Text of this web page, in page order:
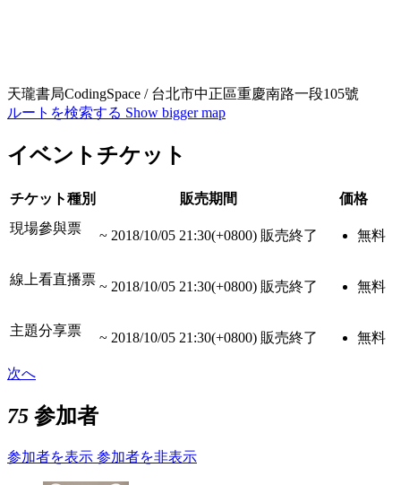
天瓏書局CodingSpace / 台北市中正區重慶南路一段105號
ルートを検索する Show bigger map
イベントチケット
チケット種別 販売期間
価格
現場參與票
~ 2018/10/05 21:30(+0800) 販売終了 無料
線上看直播票 ~ 2018/10/05 21:30(+0800) 販売終了 無料
主題分享票 ~ 2018/10/05 21:30(+0800) 販売終了 無料
次へ
75 参加者
参加者を表示 参加者を非表示